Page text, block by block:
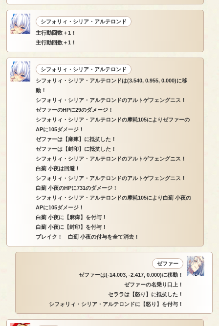
シフォリィ・シリア・アルテロンド
主行動回数＋1！
主行動回数＋1！
シフォリィ・シリア・アルテロンド
シフォリィ・シリア・アルテロンドは(3.540, 0.955, 0.000)に移
動！
シフォリィ・シリア・アルテロンドのアルトゲフェングニス！
ゼファーのHPに29のダメージ！
シフォリィ・シリア・アルテロンドの摩耗105によりゼファーの
APに105ダメージ！
ゼファーは【麻痺】に抵抗した！
ゼファーは【封印】に抵抗した！
シフォリィ・シリア・アルテロンドのアルトゲフェングニス！
白薊 小夜は回避！
シフォリィ・シリア・アルテロンドのアルトゲフェングニス！
白薊 小夜のHPに731のダメージ！
シフォリィ・シリア・アルテロンドの摩耗105により白薊 小夜の
APに105ダメージ！
白薊 小夜に【麻痺】を付与！
白薊 小夜に【封印】を付与！
ブレイク！ 白薊 小夜の付与を全て消去！
ゼファー
ゼファーは(-14.003, -2.417, 0.000)に移動！
ゼファーの名乗り口上！
セララは【怒り】に抵抗した！
シフォリィ・シリア・アルテロンドに【怒り】を付与！